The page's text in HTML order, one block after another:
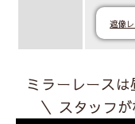
遮像
ミラーレース
＼ スタッフ